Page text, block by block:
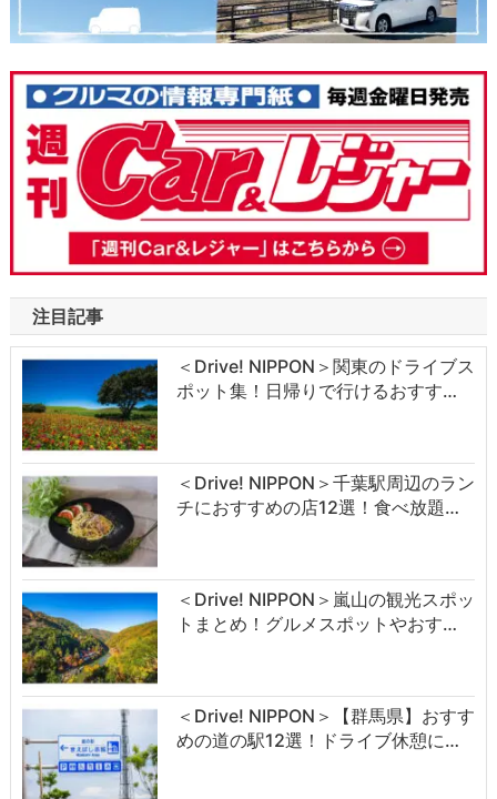
注目記事
＜Drive! NIPPON＞関東のドライブス
ポット集！日帰りで行けるおすす…
＜Drive! NIPPON＞千葉駅周辺のラン
チにおすすめの店12選！食べ放題…
＜Drive! NIPPON＞嵐山の観光スポッ
トまとめ！グルメスポットやおす…
＜Drive! NIPPON＞【群馬県】おすす
めの道の駅12選！ドライブ休憩に…